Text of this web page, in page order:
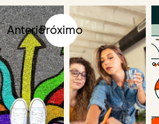
AnteriorPróximo